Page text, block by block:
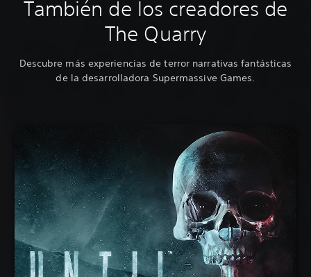
También de los creadores de
The Quarry
Descubre más experiencias de terror narrativas fantásticas
de la desarrolladora Supermassive Games.